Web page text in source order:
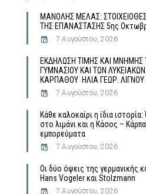
MΑΝΟΛΗΣ ΜΕΛΑΣ:
ΤΗΣ ΕΠΑΝΑΣΤΑΣΗΣ 5ης
7 Αυγούστου, 2026
ΕΚΔΗΛΩΣΗ ΤΙΜΗΣ ΚΑΙ ΜΝΗΜΗΣ
ΓΥΜΝΑΣΙΟΥ ΚΑΙ ΤΩΝ
ΚΑΡΠΑΘΟΥ ΗΛΙΑ ΓΕΩΡ. ΛΙΓΝΟΥ
7 Αυγούστου, 2026
Κάθε καλοκαίρι η ίδια
στο λιμάνι και η Κάσος –
εμπορεύματα
7 Αυγούστου, 2026
Οι δύο όψεις της γερμανικής
Hans Vogeler και Stolzmann
7 Αυγούστου, 2026